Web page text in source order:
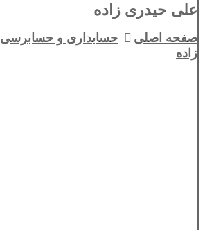
علی حیدری زاده
صفحه اصلی حسابداری و حسابرسی
زاده